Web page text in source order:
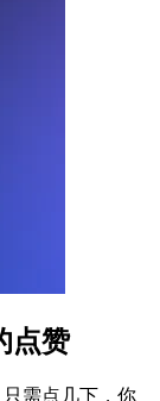
点赞
只需点几下，你